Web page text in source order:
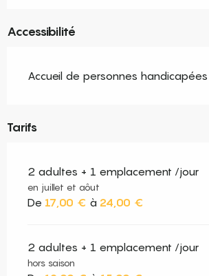
Accessibilité
Accueil de personnes handicapées
Tarifs
2 adultes + 1 emplacement /jour
en juillet et aôut
De 17,00 € à 24,00 €
2 adultes + 1 emplacement /jour
hors saison